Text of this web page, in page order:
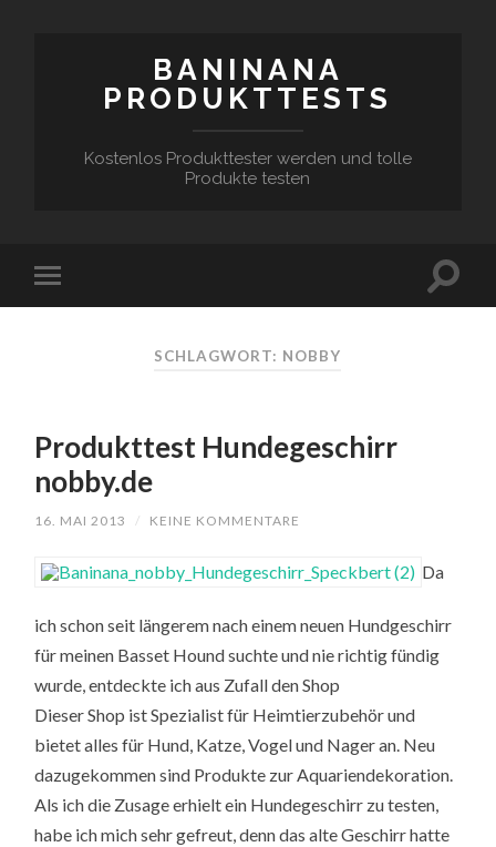
BANINANA
PRODUKTTESTS
Kostenlos Produkttester werden und tolle
Produkte testen
SCHLAGWORT: NOBBY
Produkttest Hundegeschirr
nobby.de
16. MAI 2013 / KEINE KOMMENTARE
Da
ich schon seit längerem nach einem neuen Hundgeschirr
für meinen Basset Hound suchte und nie richtig fündig
wurde, entdeckte ich aus Zufall den Shop
Dieser Shop ist Spezialist für Heimtierzubehör und
bietet alles für Hund, Katze, Vogel und Nager an. Neu
dazugekommen sind Produkte zur Aquariendekoration.
Als ich die Zusage erhielt ein Hundegeschirr zu testen,
habe ich mich sehr gefreut, denn das alte Geschirr hatte